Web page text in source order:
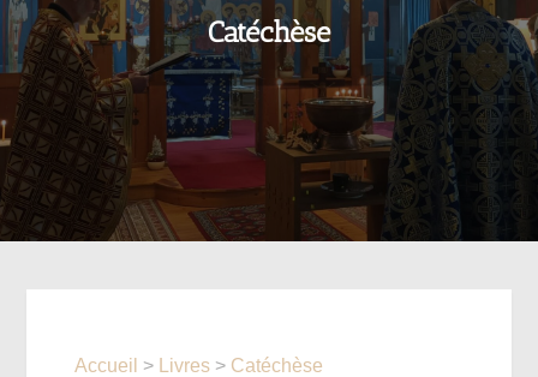
Catéchèse
Accueil > Livres > Catéchèse